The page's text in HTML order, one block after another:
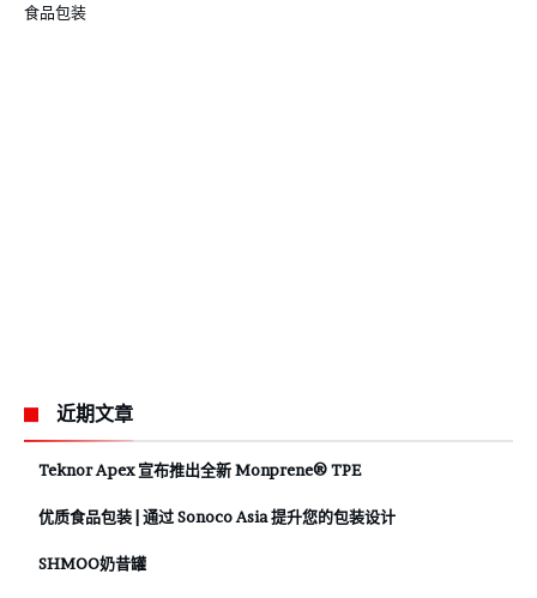
食品包装
近期文章
Teknor Apex 宣布推出全新 Monprene® TPE
优质食品包装 | 通过 Sonoco Asia 提升您的包装设计
SHMOO奶昔罐